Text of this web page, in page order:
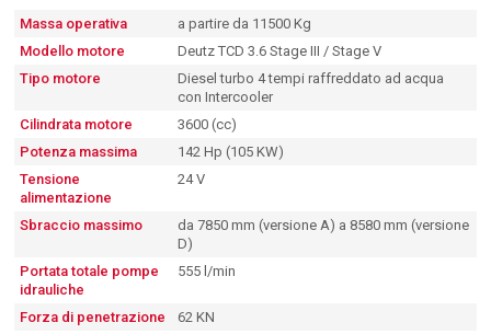
Massa operativa
a partire da 11500 Kg
Modello motore
Deutz TCD 3.6 Stage III / Stage V
Tipo motore
Diesel turbo 4 tempi raffreddato ad acqua
con Intercooler
Cilindrata motore
3600 (cc)
Potenza massima
142 Hp (105 KW)
Tensione
alimentazione
24 V
Sbraccio massimo
da 7850 mm (versione A) a 8580 mm (versione
D)
Portata totale pompe
idrauliche
555 l/min
Forza di penetrazione
62 KN